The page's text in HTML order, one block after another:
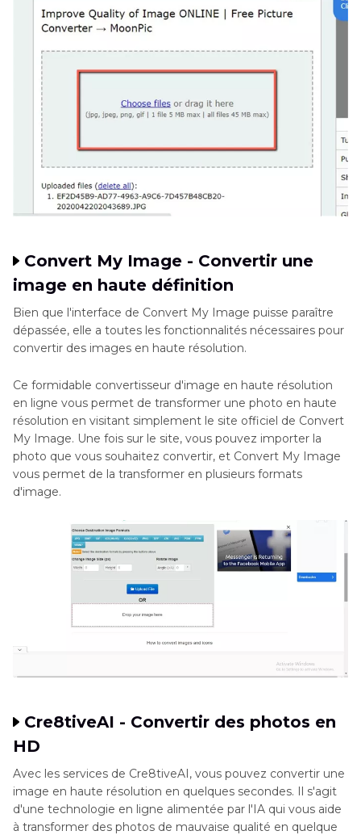
Convert My Image - Convertir une
image en haute définition
Bien que l'interface de Convert My Image puisse paraître
dépassée, elle a toutes les fonctionnalités nécessaires pour
convertir des images en haute résolution.
Ce formidable convertisseur d'image en haute résolution
en ligne vous permet de transformer une photo en haute
résolution en visitant simplement le site officiel de Convert
My Image. Une fois sur le site, vous pouvez importer la
photo que vous souhaitez convertir, et Convert My Image
vous permet de la transformer en plusieurs formats
d'image.
Cre8tiveAI - Convertir des photos en
HD
Avec les services de Cre8tiveAI, vous pouvez convertir une
image en haute résolution en quelques secondes. Il s'agit
d'une technologie en ligne alimentée par l'IA qui vous aide
à transformer des photos de mauvaise qualité en quelque